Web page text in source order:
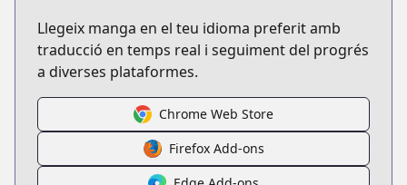
Llegeix manga en el teu idioma preferit amb
traducció en temps real i seguiment del progrés
a diverses plataformes.
Chrome Web Store
Firefox Add-ons